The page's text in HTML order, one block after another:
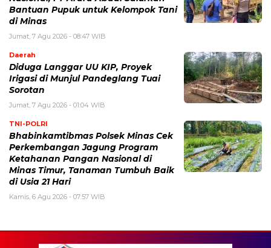
Bantuan Pupuk untuk Kelompok Tani
di Minas
Jumat, 7 Agu 2026 - 08:47 WIB
Daerah
Diduga Langgar UU KIP, Proyek
Irigasi di Munjul Pandeglang Tuai
Sorotan
Jumat, 7 Agu 2026 - 01:04 WIB
TNI-POLRI
Bhabinkamtibmas Polsek Minas Cek
Perkembangan Jagung Program
Ketahanan Pangan Nasional di
Minas Timur, Tanaman Tumbuh Baik
di Usia 21 Hari
Kamis, 6 Agu 2026 - 07:57 WIB